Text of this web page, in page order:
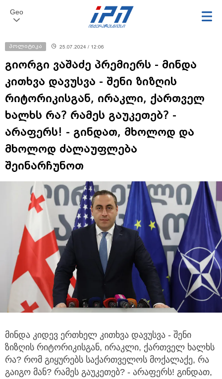
Geo
პოლიტიკა 25.07.2024 / 12:06
გიორგი ვაშაძე პრემიერს - მინდა
კითხვა დავუსვა - შენი ზიზღის
რიტორიკისგან, ირაკლი, ქართველ
ხალხს რა? რამეს გაუკეთებ? -
არაფერს! - გინდათ, მხოლოდ და
მხოლოდ ძალაუფლება
შეინარჩუნოთ
მინდა კიდევ ერთხელ კითხვა დავუსვა - შენი
ზიზღის რიტორიკისგან, ირაკლი, ქართველ ხალხს
რა? რომ გიყურებს საქართველოს მოქალაქე, რა
გაიგო მან? რამეს გაუკეთებ? - არაფერს! გინდათ,